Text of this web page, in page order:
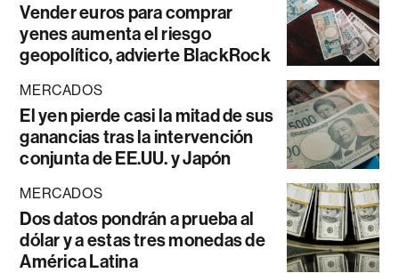
Vender euros para comprar
yenes aumenta el riesgo
geopolítico, advierte BlackRock
MERCADOS
El yen pierde casi la mitad de sus
ganancias tras la intervención
conjunta de EE.UU. y Japón
MERCADOS
Dos datos pondrán a prueba al
dólar y a estas tres monedas de
América Latina